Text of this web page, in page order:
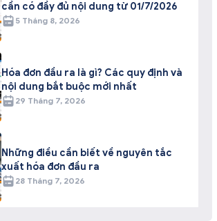
cần có đầy đủ nội dung từ 01/7/2026
5 Tháng 8, 2026
Hóa đơn đầu ra là gì? Các quy định và
nội dung bắt buộc mới nhất
29 Tháng 7, 2026
Những điều cần biết về nguyên tắc
xuất hóa đơn đầu ra
28 Tháng 7, 2026